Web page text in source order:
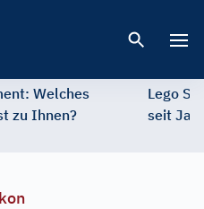
Welches
zu Ihnen?
Lego
seit